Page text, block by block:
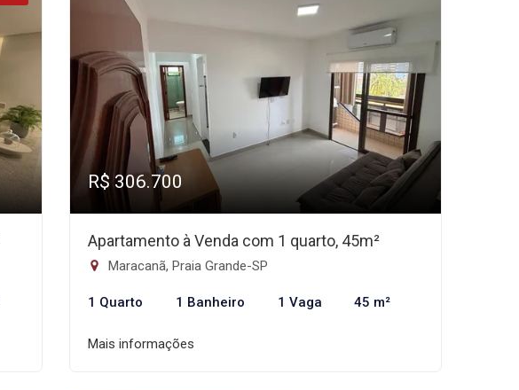
R$ 306.700
Apartamento à Venda com 1 quarto, 45m²
Maracanã, Praia Grande-SP
1 Quarto 1 Banheiro 1 Vaga 45 m²
Mais informações